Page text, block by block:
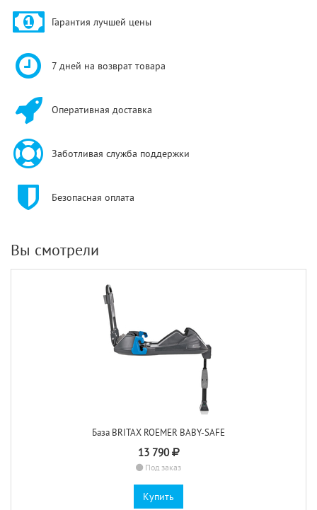
Гарантия лучшей цены
7 дней на возврат товара
Оперативная доставка
Заботливая служба поддержки
Безопасная оплата
Вы смотрели
База BRITAX ROEMER BABY-SAFE
13 790
Под заказ
Купить